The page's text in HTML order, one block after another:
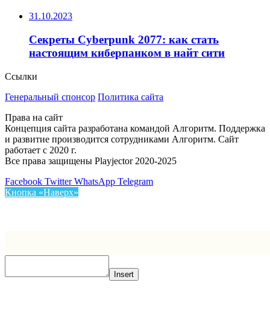
31.10.2023
Секреты Cyberpunk 2077: как стать
настоящим киберпанком в найт сити
Ссылки
Генеральный спонсор Политика сайта
Права на сайт
Концепция сайта разработана командой Алгоритм. Поддержка
и развитие производится сотрудниками Алгоритм. Сайт
работает с 2020 г.
Все права защищены Playjector 2020-2025
Facebook Twitter WhatsApp Telegram
Кнопка «Наверх»
Insert